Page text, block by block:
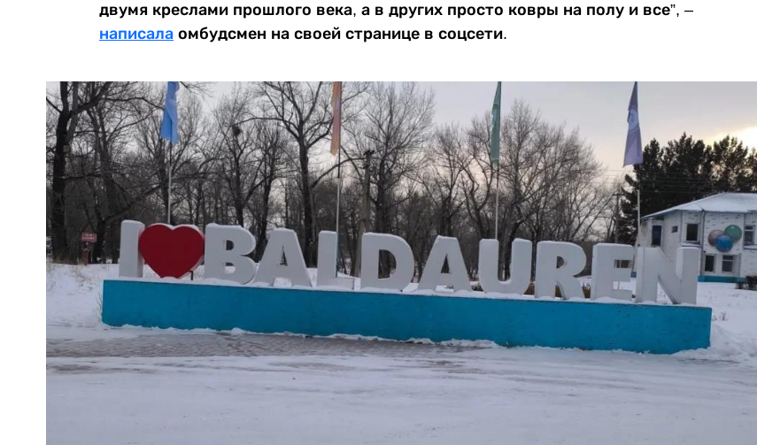
двумя креслами прошлого века, а в других просто ковры на полу и все”, –
написала омбудсмен на своей странице в соцсети.